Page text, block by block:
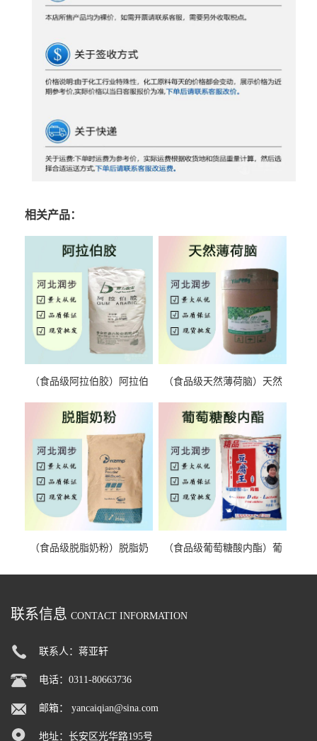
相关产品：
（食品级阿拉伯胶）阿拉伯
（食品级天然薄荷脑）天然
（食品级脱脂奶粉）脱脂奶
（食品级葡萄糖酸内酯）葡
联系信息 CONTACT INFORMATION
联系人：蒋亚轩
电话：0311-80663736
邮箱： yancaiqian@sina.com
地址：长安区光华路195号